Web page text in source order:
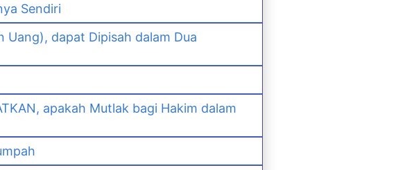
Sendiri
Uang), dapat Dipisah dalam Dua
apakah Mutlak bagi Hakim dalam